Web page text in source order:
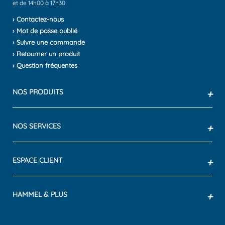
et de 14h00 à 17h30
› Contactez-nous
› Mot de passe oublié
› Suivre une commande
› Retourner un produit
› Question fréquentes
NOS PRODUITS +
NOS SERVICES +
ESPACE CLIENT +
HAMMEL & PLUS +